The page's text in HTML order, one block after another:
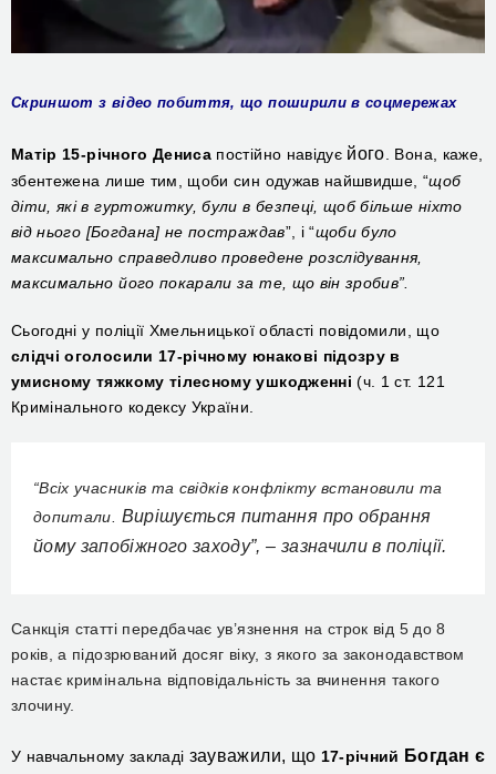
Скриншот з відео побиття, що поширили в соцмережах
Матір 15-річного Дениса постійно навідує його . Вона, каже,
збентежена лише тим, щобисин одужав найшвидше, “щоб
діти, які в гуртожитку, були в безпеці, щоб більше ніхто
від нього [Богдана] не постраждав”, і “щоби було
максимально справедливо проведене розслідування,
максимально його покарали за те, що він зробив”.
Сьогодні у поліції Хмельницької області повідомили, що
слідчі оголосили 17-річному юнакові підозру в
умисному тяжкому тілесному ушкодженні (ч. 1 ст. 121
Кримінального кодексу України.
“Всіх учасників та свідків конфлікту встановили та
допитали. Вирішується питання про обрання
йому запобіжного заходу”, – зазначили в поліції.
Санкція статті передбачає ув’язнення на строк від 5 до 8
років, а підозрюваний досяг віку, з якого за законодавством
настає кримінальна відповідальність за вчинення такого
злочину.
У навчальному закладі зауважили, що 17-річний Богдан є